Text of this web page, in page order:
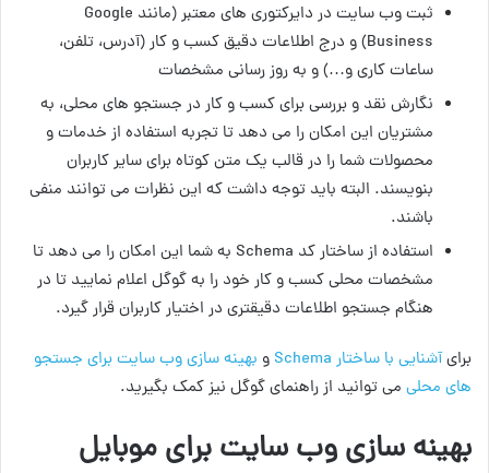
ثبت وب سایت در دایرکتوری های معتبر (مانند Google
Business) و درج اطلاعات دقیق کسب و کار (آدرس، تلفن،
ساعات کاری و…) و به روز رسانی مشخصات
نگارش نقد و بررسی برای کسب و کار در جستجو های محلی، به
مشتریان این امکان را می دهد تا تجربه استفاده از خدمات و
محصولات شما را در قالب یک متن کوتاه برای سایر کاربران
بنویسند. البته باید توجه داشت که این نظرات می توانند منفی
باشند.
استفاده از ساختار کد Schema به شما این امکان را می دهد تا
مشخصات محلی کسب و کار خود را به گوگل اعلام نمایید تا در
هنگام جستجو اطلاعات دقیقتری در اختیار کاربران قرار گیرد.
برایآشنایی با ساختار Schema و بهینه سازی وب سایت برای جستجو
های محلی می توانید از راهنمای گوگل نیز کمک بگیرید.
بهینه سازی وب سایت برای موبایل